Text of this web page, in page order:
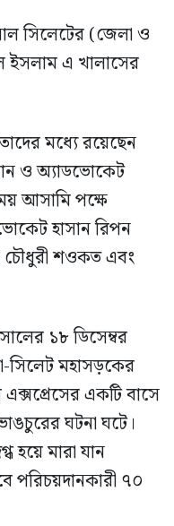
সিলেটের (জেলা ও
এ খালাসের
মধ্যে রয়েছেন
ও অ্যাডভোকেট
আসামি পক্ষে
হাসান রিপন
চৌধুরী শওকত এবং
১৮ ডিসেম্বর
সিলেট মহাসড়কের
একটি বাসে
ঘটনা ঘটে।
হয়ে মারা যান
পরিচয়দানকারী ৭০